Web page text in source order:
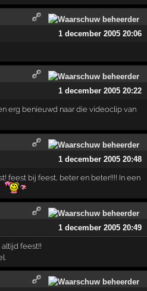
1 december 2005 20:06
1 december 2005 20:22
erg benieuwd naar die videoclip van
1 december 2005 20:48
feest bij feest, beter en beter!!!! In een
1 december 2005 20:49
feest!!